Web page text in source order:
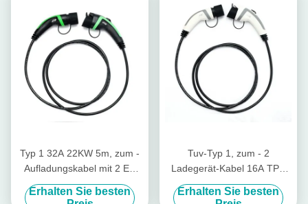
Typ 1 32A 22KW 5m, zum -
Aufladungskabel mit 2 EV
der grünen Umhüllung TPU
zu schreiben
Erhalten Sie besten
Tuv-Typ 1, zum - 2
Ladegerät-Kabel 16A TPU
EV der weißen Umhüllung zu
schreiben
Erhalten Sie besten